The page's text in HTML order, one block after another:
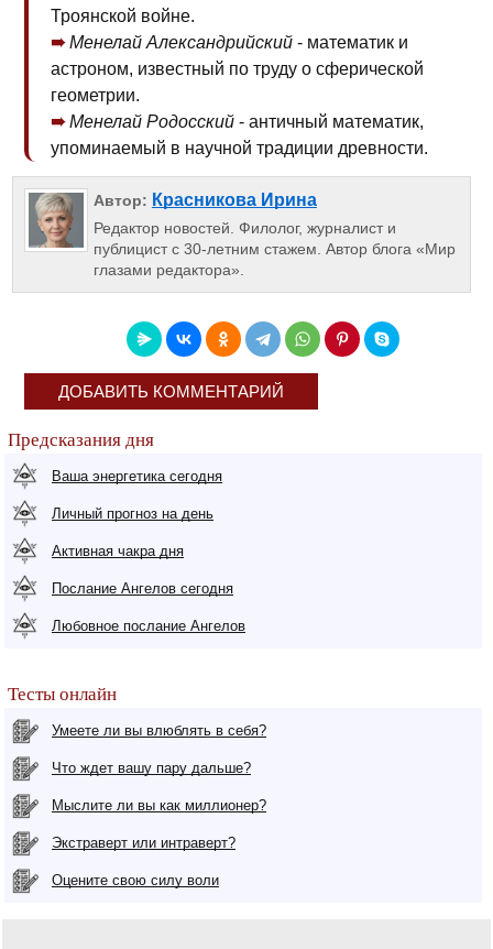
Троянской войне.
Менелай Александрийский - математик и
астроном, известный по труду о сферической
геометрии.
Менелай Родосский - античный математик,
упоминаемый в научной традиции древности.
Автор: Красникова Ирина
Редактор новостей. Филолог, журналист и
публицист с 30-летним стажем. Автор блога «Мир
глазами редактора».
ДОБАВИТЬ КОММЕНТАРИЙ
Предсказания дня
Ваша энергетика сегодня
Личный прогноз на день
Активная чакра дня
Послание Ангелов сегодня
Любовное послание Ангелов
Тесты онлайн
Умеете ли вы влюблять в себя?
Что ждет вашу пару дальше?
Мыслите ли вы как миллионер?
Экстраверт или интраверт?
Оцените свою силу воли